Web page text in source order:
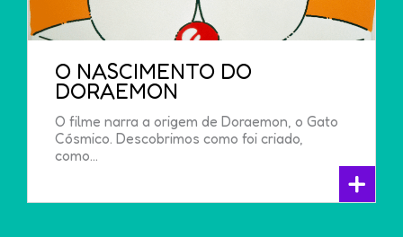
O NASCIMENTO DO
DORAEMON
O filme narra a origem de Doraemon, o Gato
Cósmico. Descobrimos como foi criado,
como...
+